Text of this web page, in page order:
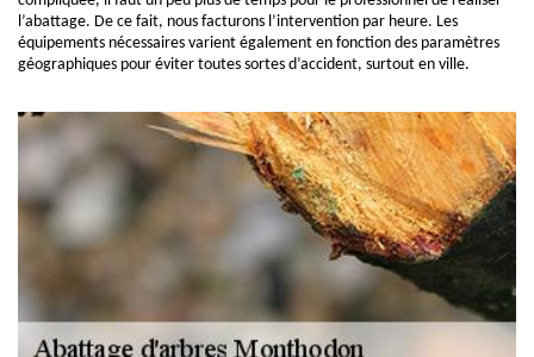
l’abattage. De ce fait, nous facturons l’intervention par heure. Les
équipements nécessaires varient également en fonction des paramètres
géographiques pour éviter toutes sortes d’accident, surtout en ville.